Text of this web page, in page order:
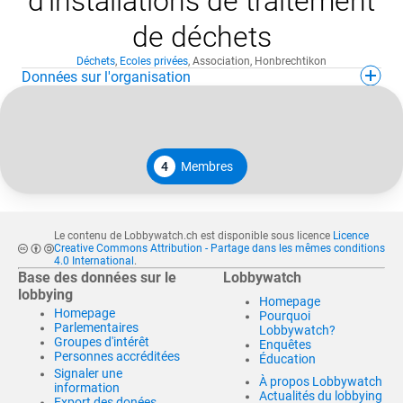
de déchets
Déchets, Ecoles privées, Association, Honbrechtikon
Données sur l'organisation
4 Membres
Le contenu de Lobbywatch.ch est disponible sous licence Licence
Creative Commons Attribution - Partage dans les mêmes conditions
4.0 International .
Base des données sur le
lobbying
Homepage
Parlementaires
Groupes d'intérêt
Personnes accréditées
Signaler une
information
Lobbywatch
Homepage
Pourquoi
Lobbywatch?
Enquêtes
Éducation
À propos Lobbywatch
Actualités du lobbying